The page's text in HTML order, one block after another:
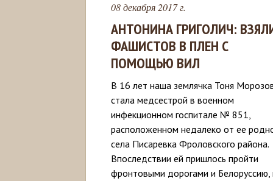
08 декабря 2017 г.
АНТОНИНА ГРИГОЛИЧ:
ФАШИСТОВ В ПЛЕН С
ПОМОЩЬЮ ВИЛ
В 16 лет наша землячка Тоня
стала медсестрой в военном
инфекционном госпитале № 851,
расположенном недалеко от ее
села Писаревка Фроловского района.
Впоследствии ей пришлось пройти
фронтовыми дорогами и Белоруссию,